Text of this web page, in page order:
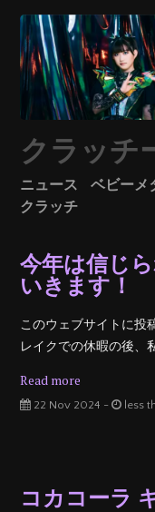
クラッチ
ニュース ベビーメ
クラッチ
今年は信じ
いきます！
このウェブサイトに投
レイクでの休暇の後、
Read more
22 Nov 2024 - less
コカコーラ